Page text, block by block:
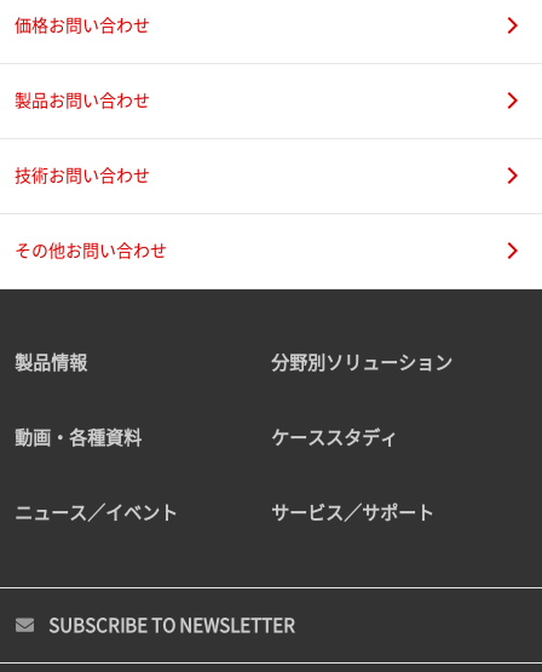
価格お問い合わせ
製品お問い合わせ
技術お問い合わせ
その他お問い合わせ
製品情報 分野別ソリューション
動画・各種資料 ケーススタディ
ニュース／イベント サービス／サポート
SUBSCRIBE TO NEWSLETTER